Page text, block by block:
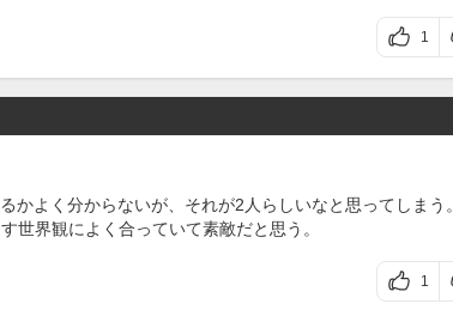
1
かよく分からないが、それが2人らしいなと思ってしまう
世界観によく合っていて素敵だと思う。
1